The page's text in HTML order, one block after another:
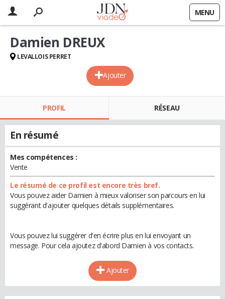
MENU
Ajouter
Damien DREUX
LEVALLOIS PERRET
PROFIL RÉSEAU
En résumé
Mes compétences :
Vente
Le résumé de ce profil est encore très bref.
Vous pouvez aider Damien à mieux valoriser son parcours en lui
suggérant d'ajouter quelques détails supplémentaires.
Vous pouvez lui suggérer d'en écrire plus en lui envoyant un
message. Pour cela ajoutez d'abord Damien à vos contacts.
Ajouter